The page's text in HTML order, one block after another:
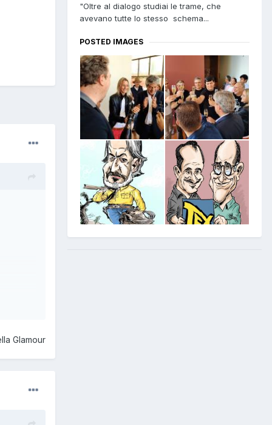
Glamour
"Oltre al dialogo studiai le trame, che
avevano tutte lo stesso schema...
POSTED IMAGES